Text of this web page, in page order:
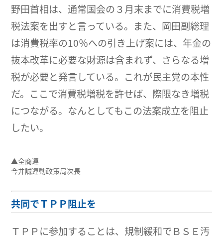
野田首相は、通常国会の３月末までに消費税増
税法案を出すと言っている。また、岡田副総理
は消費税率の10％への引き上げ案には、年金の
抜本改革に必要な財源は含まれず、さらなる増
税が必要と発言している。これが民主党の本性
だ。ここで消費税増税を許せば、際限なき増税
につながる。なんとしてもこの法案成立を阻止
したい。
▲全商連
今井誠運動政策局次長
共同でＴＰＰ阻止を
ＴＰＰに参加することは、規制緩和でＢＳＥ汚